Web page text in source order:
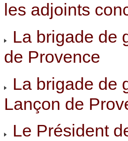
les adjoints
La brigade de
de Provence
La brigade de
Lançon de
Le Président